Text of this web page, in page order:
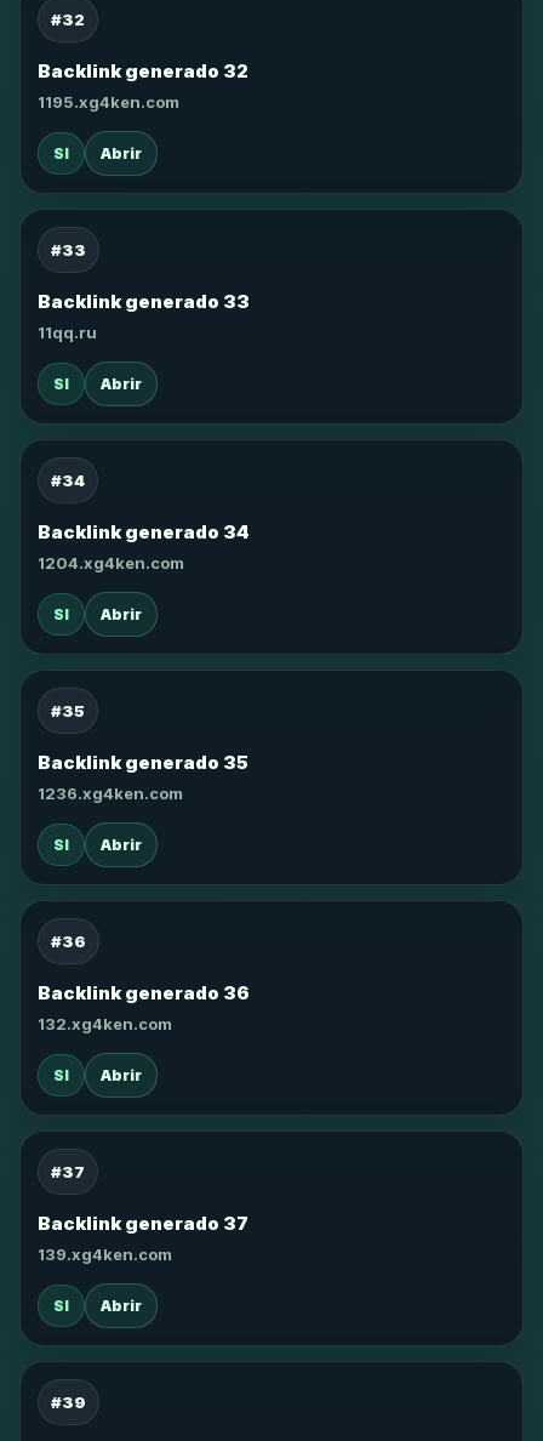
#32
Backlink generado 32
1195.xg4ken.com
SI Abrir
#33
Backlink generado 33
11qq.ru
SI Abrir
#34
Backlink generado 34
1204.xg4ken.com
SI Abrir
#35
Backlink generado 35
1236.xg4ken.com
SI Abrir
#36
Backlink generado 36
132.xg4ken.com
SI Abrir
#37
Backlink generado 37
139.xg4ken.com
SI Abrir
#39